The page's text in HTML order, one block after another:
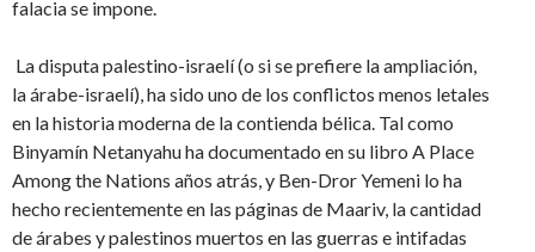
falacia se impone.
La disputa palestino-israelí (o si se prefiere la ampliación,
la árabe-israelí), ha sido uno de los conflictos menos letales
en la historia moderna de la contienda bélica. Tal como
Binyamín Netanyahu ha documentado en su libro A Place
Among the Nations años atrás, y Ben-Dror Yemeni lo ha
hecho recientemente en las páginas de Maariv, la cantidad
de árabes y palestinos muertos en las guerras e intifadas